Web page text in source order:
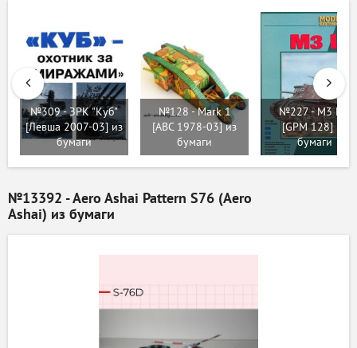
№309 - ЗРК "Куб"
[Левша 2007-03] из
бумаги
№128 - Mark 1
[ABC 1978-03] из
бумаги
№227 - M3 Lee
[GPM 128] из
бумаги
№13392 - Aero Ashai Pattern S76 (Aero
Ashai) из бумаги